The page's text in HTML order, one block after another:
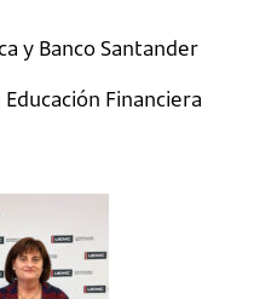
y Banco Santander
Financiera